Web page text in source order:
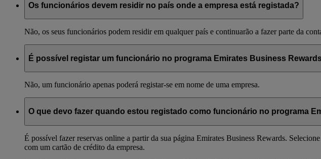
Os funcionários devem residir no país onde a empresa está registada?
Não, os seus funcionários podem residir em qualquer país e continuarão a fazer parte da
É possível registar um funcionário no programa Emirates Business
Não, um funcionário apenas poderá registar-se em nome de uma empresa.
O que devo fazer quando estou registado como funcionário no programa
É possível fazer reservas online a partir da sua página Emirates Business Rewards.
com um cartão de crédito da empresa.